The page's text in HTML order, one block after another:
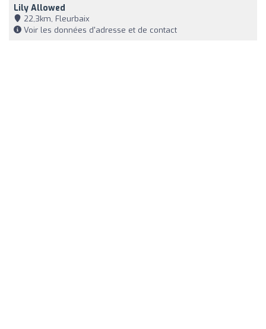
Lily Allowed
22,3km, Fleurbaix
Voir les données d'adresse et de contact